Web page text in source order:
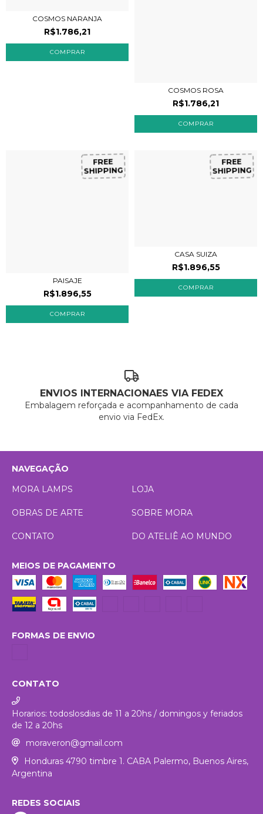
COSMOS NARANJA
R$1.786,21
COSMOS ROSA
R$1.786,21
FREE
SHIPPING
PAISAJE
R$1.896,55
FREE
SHIPPING
CASA SUIZA
R$1.896,55
ENVIOS INTERNACIONAES VIA FEDEX
Embalagem reforçada e acompanhamento de cada
envio via FedEx.
NAVEGAÇÃO
MORA LAMPS
LOJA
OBRAS DE ARTE SOBRE MORA
CONTATO DO ATELIÊ AO MUNDO
MEIOS DE PAGAMENTO
FORMAS DE ENVIO
CONTATO
Horarios: todoslosdias de 11 a 20hs / domingos y feriados
de 12 a 20hs
moraveron@gmail.com
Honduras 4790 timbre 1. CABA Palermo, Buenos Aires,
Argentina
REDES SOCIAIS